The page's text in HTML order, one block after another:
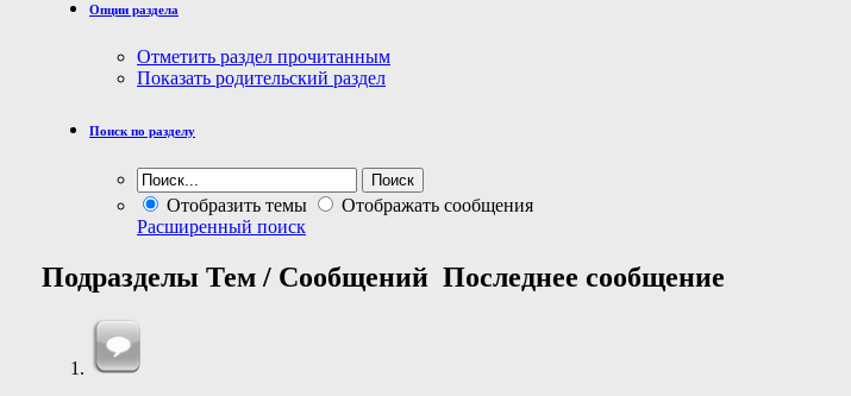
Опции раздела
Отметить раздел прочитанным
Показать родительский раздел
Поиск по разделу
Отобразить темы
Отображать сообщения
Расширенный поиск
Подразделы Тем / Сообщений Последнее сообщение